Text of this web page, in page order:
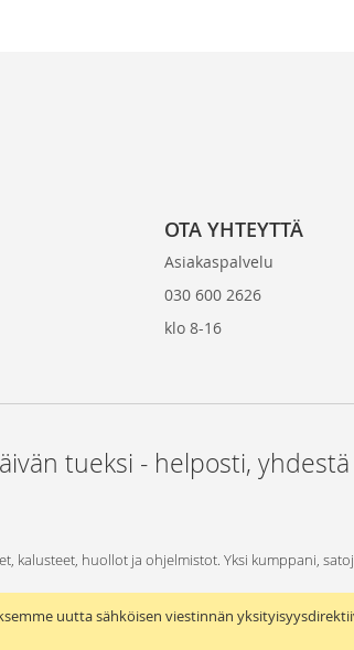
uutta sähköisen viestinnän
OTA YHTEYTTÄ
Asiakaspalvelu
030 600 2626
klo 8-16
tueksi - helposti,
kalusteet, huollot ja ohjelmistot. Yksi kumppani,